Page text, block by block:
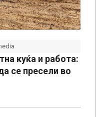
куќа и работа:
се пресели во